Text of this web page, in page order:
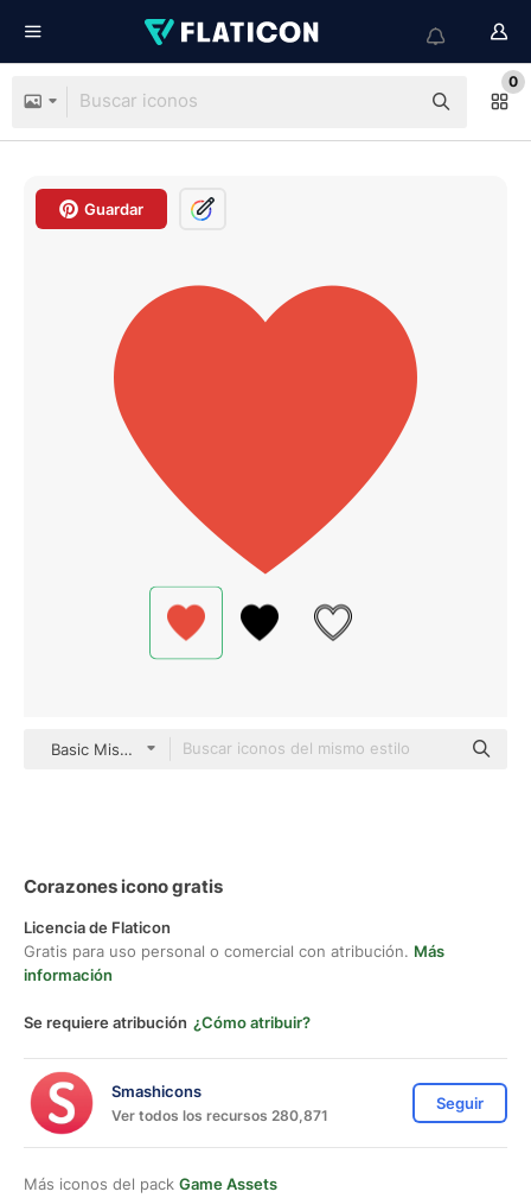
0
Guardar
Basic Miscellany Flat
Corazones icono gratis
Licencia de Flaticon
Gratis para uso personal o comercial con atribución. Más
información
Se requiere atribución ¿Cómo atribuir?
Smashicons
Ver todos los recursos 280,871
Seguir
Más iconos del pack Game Assets